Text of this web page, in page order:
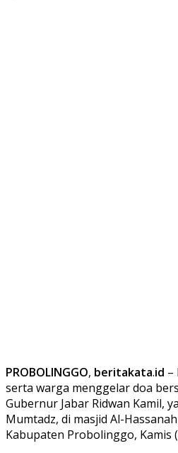
PROBOLINGGO, beritakata.id –
serta warga menggelar doa
Gubernur Jabar Ridwan Kamil,
Mumtadz, di masjid Al-
Kabupaten Probolinggo, Kamis